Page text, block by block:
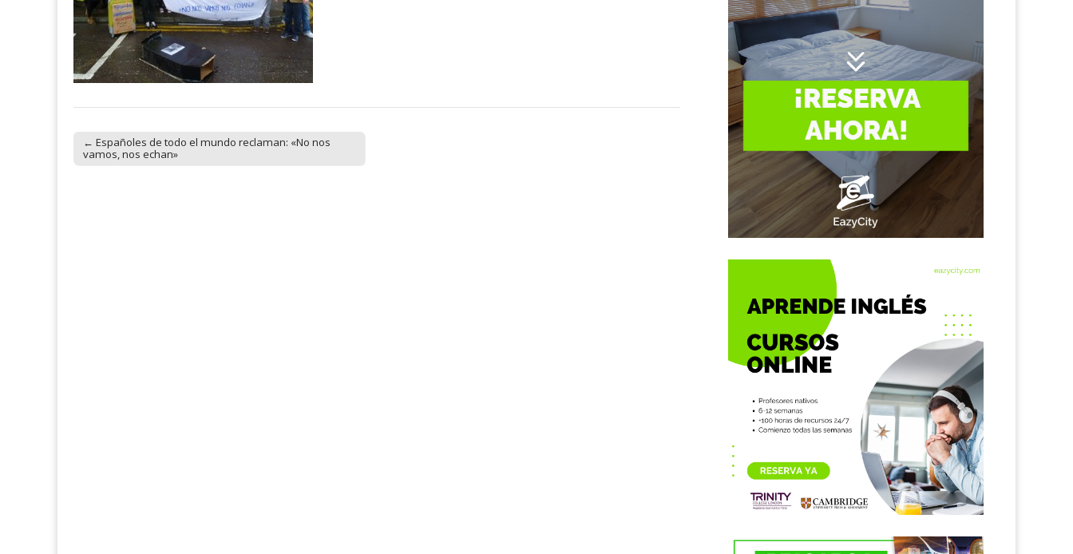
Post navigation
← Españoles de todo el mundo reclaman: «No nos
vamos, nos echan»